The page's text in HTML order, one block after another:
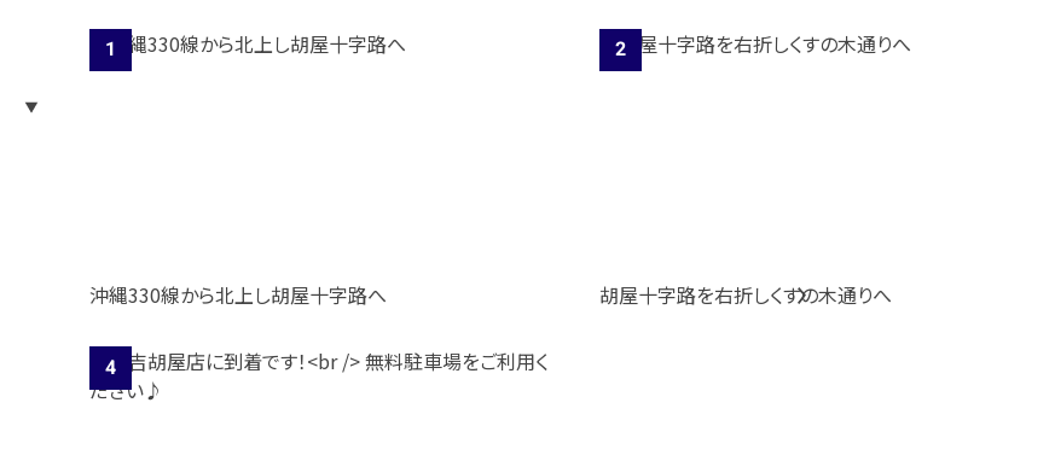
沖縄330線から北上し胡屋十字路へ 胡屋十字路を右折しくすの木通りへ